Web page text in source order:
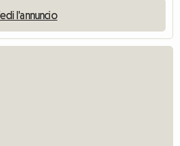
l'annuncio